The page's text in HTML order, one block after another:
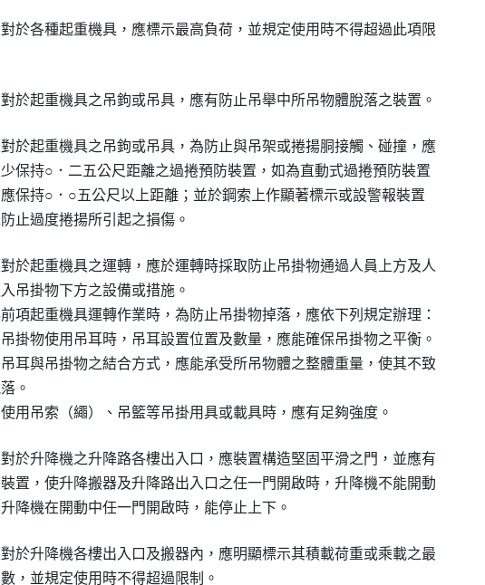
於各種起重機具，應標示最高負荷，並規定使用時不得超過此項限
於起重機具之吊鉤或吊具，應有防止吊舉中所吊物體脫落之裝置。
於起重機具之吊鉤或吊具，為防止與吊架或捲揚胴接觸、碰撞，應
保持○．二五公尺距離之過捲預防裝置，如為直動式過捲預防裝置
保持○．○五公尺以上距離；並於鋼索上作顯著標示或設警報裝置
防止過度捲揚所引起之損傷。
於起重機具之運轉，應於運轉時採取防止吊掛物通過人員上方及人
吊掛物下方之設備或措施。
項起重機具運轉作業時，為防止吊掛物掉落，應依下列規定辦理：
掛物使用吊耳時，吊耳設置位置及數量，應能確保吊掛物之平衡。
耳與吊掛物之結合方式，應能承受所吊物體之整體重量，使其不致
落。
用吊索（繩）、吊籃等吊掛用具或載具時，應有足夠強度。
於升降機之升降路各樓出入口，應裝置構造堅固平滑之門，並應有
置，使升降搬器及升降路出入口之任一門開啟時，升降機不能開動
升降機在開動中任一門開啟時，能停止上下。
於升降機各樓出入口及搬器內，應明顯標示其積載荷重或乘載之最
，並規定使用時不得超過限制。